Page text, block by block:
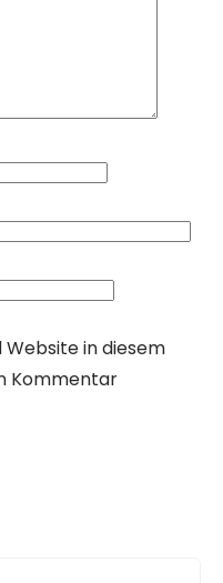
Website in diesem
Kommentar